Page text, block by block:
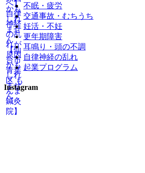
不眠・疲労
交通事故・むちうち
妊活・不妊
更年期障害
耳鳴り・頭の不調
自律神経の乱れ
起業プログラム
Instagram